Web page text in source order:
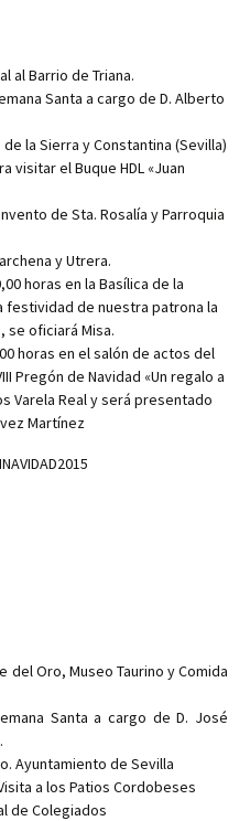
al Barrio de Triana.
Santa a cargo de D. Alberto
de la Sierra y Constantina (Sevilla)
visitar el Buque HDL «Juan
de Sta. Rosalía y Parroquia
y Utrera.
horas en la Basílica de la
festividad de nuestra patrona la
se oficiará Misa.
horas en el salón de actos del
Pregón de Navidad «Un regalo a
Varela Real y será presentado
Martínez
del Oro, Museo Taurino y Comida
Santa a cargo de D. José
Ayuntamiento de Sevilla
a los Patios Cordobeses
de Colegiados